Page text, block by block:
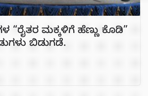
“ರೈತರ ಮಕ್ಕಳಿಗೆ ಹೆಣ್ಣು ಕೊಡಿ”
ಬಿಡುಗಡೆ.